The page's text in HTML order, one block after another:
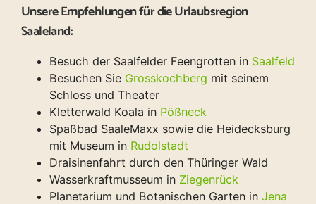
Unsere Empfehlungen für die Urlaubsregion
Saaleland:
Besuch der Saalfelder Feengrotten in Saalfeld
Besuchen Sie Grosskochberg mit seinem
Schloss und Theater
Kletterwald Koala in Pößneck
Spaßbad SaaleMaxx sowie die Heidecksburg
mit Museum in Rudolstadt
Draisinenfahrt durch den Thüringer Wald
Wasserkraftmusseum in Ziegenrück
Planetarium und Botanischen Garten in Jena